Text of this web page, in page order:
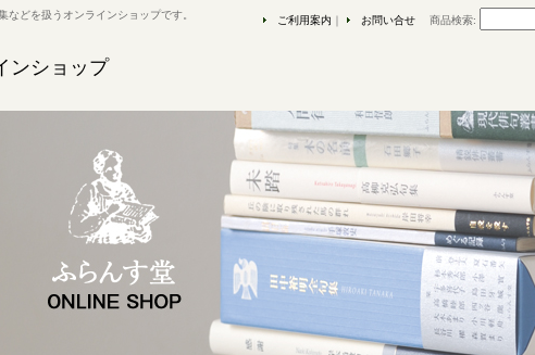
どを扱うオンラインショップです。
ンショップ
ご利用案内 お問い合せ 商品検索: